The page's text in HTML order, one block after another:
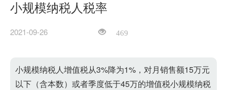
小规模纳税人税率
2021-09-26 469
小规模纳税人增值税从3%降为1%，对月销售额15万元
以下（含本数）或者季度低于45万的增值税小规模纳税